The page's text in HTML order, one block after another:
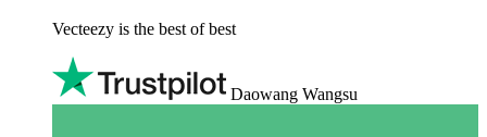
Vecteezy is the best of best
Daowang Wangsu